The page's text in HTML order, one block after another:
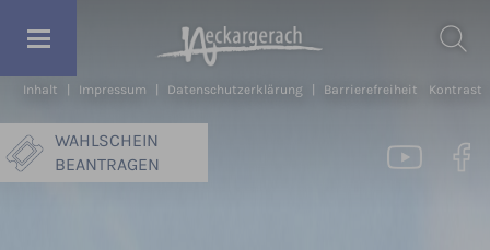
Kontrast
Inhalt Impressum Datenschutzerklärung Barrierefreiheit
WAHLSCHEIN
BEANTRAGEN